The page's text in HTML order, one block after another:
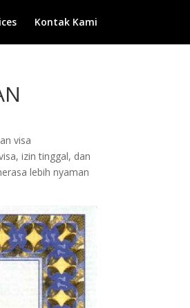
Kontak Kami
visa
izin tinggal, dan
lebih nyaman